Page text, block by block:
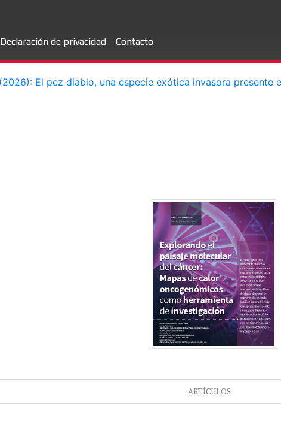
Declaración de privacidad Contacto
El pez diablo, una especie exótica invasora presente
ARTÍCULOS